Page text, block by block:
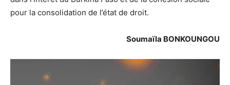
pour la consolidation de l’état de droit.
Soumaïla BONKOUNGOU
Lecteur